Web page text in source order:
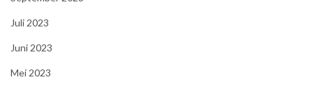
Juli 2023
Juni 2023
Mei 2023